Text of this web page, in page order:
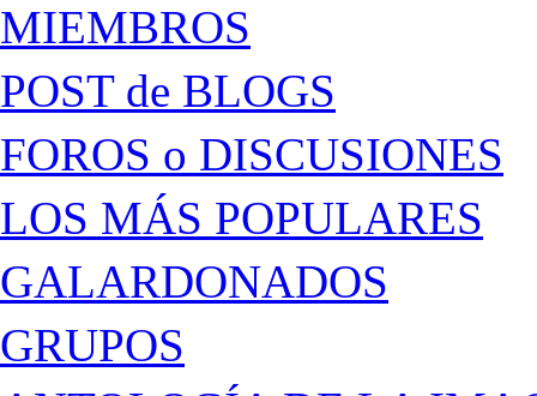
MIEMBROS
POST de BLOGS
FOROS o DISCUSIONES
LOS MÁS POPULARES
GALARDONADOS
GRUPOS